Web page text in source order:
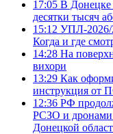
17:05 В Донецке
десятки тысяч
15:12 УПЛ-2026/
Когда и где
14:28 На
вихори
13:29 Как
инструкция от
12:36 РФ
РСЗО и
Донецкой